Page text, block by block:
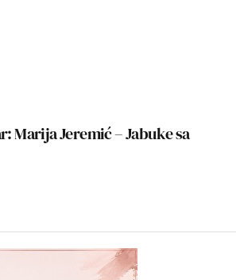
Marija Jeremić – Jabuke sa